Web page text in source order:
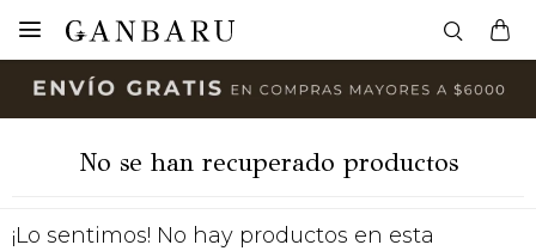

No se han recuperado productos
¡Lo sentimos! No hay productos en esta